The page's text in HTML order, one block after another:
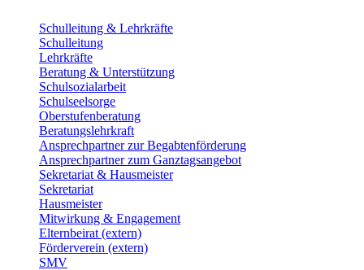
Schulleitung & Lehrkräfte
Schulleitung
Lehrkräfte
Beratung & Unterstützung
Schulsozialarbeit
Schulseelsorge
Oberstufenberatung
Beratungslehrkraft
Ansprechpartner zur Begabtenförderung
Ansprechpartner zum Ganztagsangebot
Sekretariat & Hausmeister
Sekretariat
Hausmeister
Mitwirkung & Engagement
Elternbeirat (extern)
Förderverein (extern)
SMV